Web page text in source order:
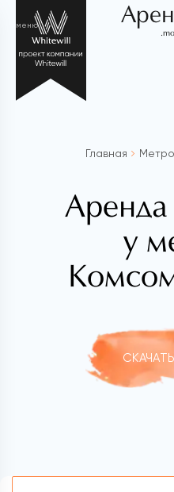
меню
Главная Метро
Аренда
у